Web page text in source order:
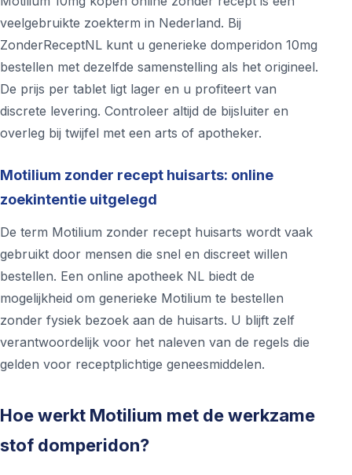
veelgebruikte zoekterm in Nederland. Bij
ZonderReceptNL kunt u generieke domperidon 10mg
bestellen met dezelfde samenstelling als het origineel.
De prijs per tablet ligt lager en u profiteert van
discrete levering. Controleer altijd de bijsluiter en
overleg bij twijfel met een arts of apotheker.
Motilium zonder recept huisarts: online
zoekintentie uitgelegd
De term Motilium zonder recept huisarts wordt vaak
gebruikt door mensen die snel en discreet willen
bestellen. Een online apotheek NL biedt de
mogelijkheid om generieke Motilium te bestellen
zonder fysiek bezoek aan de huisarts. U blijft zelf
verantwoordelijk voor het naleven van de regels die
gelden voor receptplichtige geneesmiddelen.
Hoe werkt Motilium met de werkzame
stof domperidon?